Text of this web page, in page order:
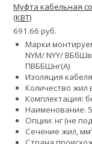
Муфта кабельная
(КВТ)
691.66 руб.
Марки
NYM/ NYY/
ПВББШнг(А)
Изоляция
Количество жил
Комплектация:
Наименование:
Опции: нг (не
Сечение жил,